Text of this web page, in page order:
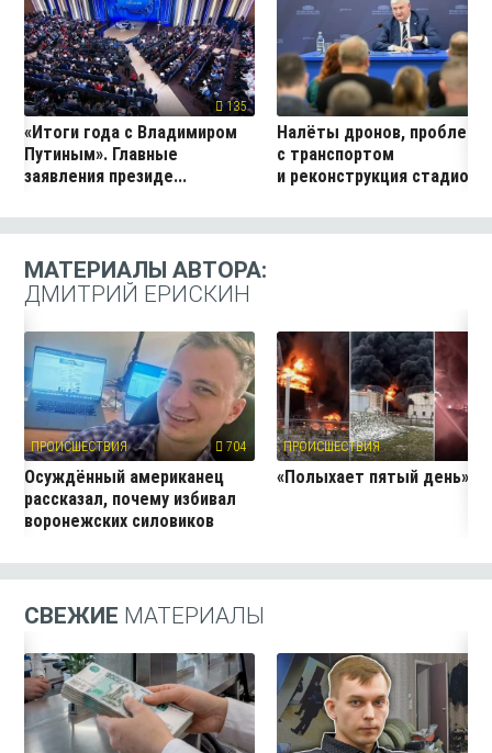
135
«Итоги года с Владимиром
Путиным». Главные
заявления президе...
Налёты дронов, проблемы
с транспортом
и реконструкция стадио...
МАТЕРИАЛЫ АВТОРА:
ДМИТРИЙ ЕРИСКИН
ПРОИСШЕСТВИЯ 704
Осуждённый американец
рассказал, почему избивал
воронежских силовиков
ПРОИСШЕСТВИЯ
«Полыхает пятый день»
СВЕЖИЕ МАТЕРИАЛЫ